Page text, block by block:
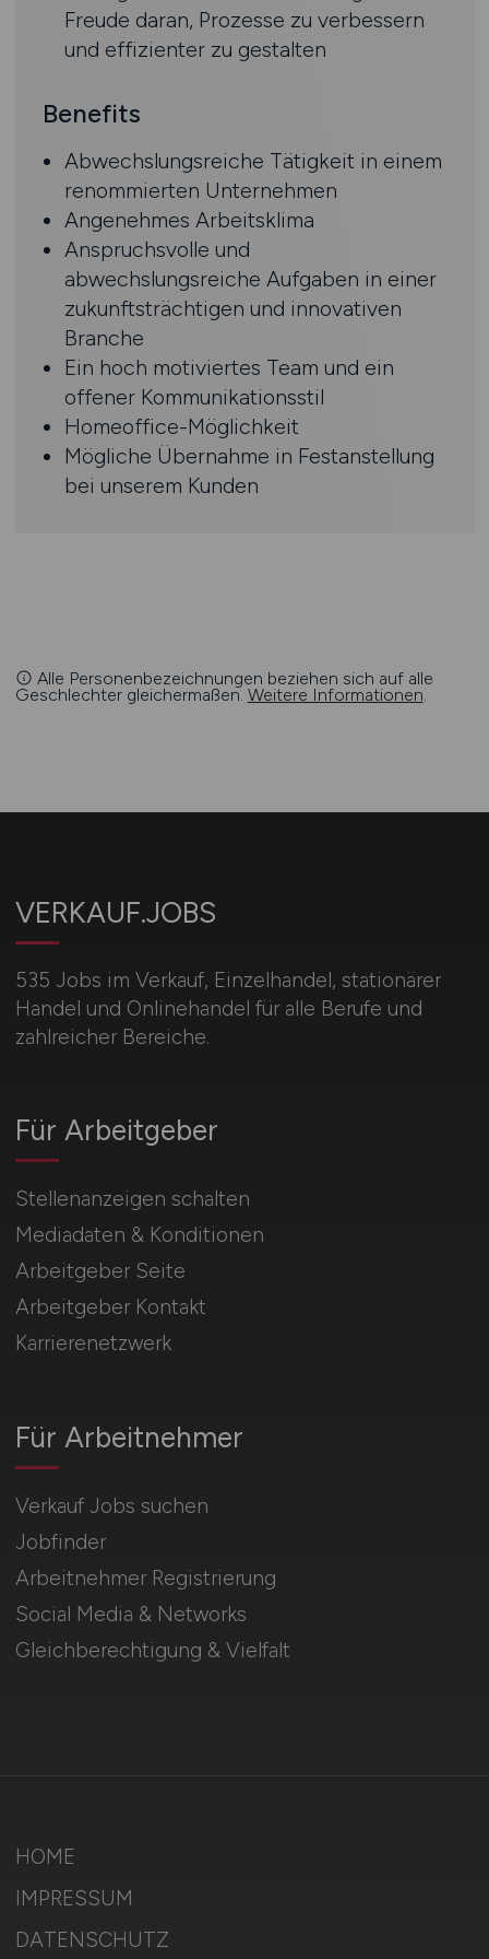
Freude daran, Prozesse zu verbessern
und effizienter zu gestalten
Benefits
Abwechslungsreiche Tätigkeit in einem
renommierten Unternehmen
Angenehmes Arbeitsklima
Anspruchsvolle und
abwechslungsreiche Aufgaben in einer
zukunftsträchtigen und innovativen
Branche­
Ein hoch motiviertes Team und ein
offener Kommunikationsstil
Homeoffice-Möglichkeit
Mögliche Übernahme in Festanstellung
bei unserem Kunden
Alle Personenbezeichnungen beziehen sich auf alle
Geschlechter gleichermaßen. Weitere Informationen
VERKAUF.JOBS
535 Jobs im Verkauf, Einzelhandel, stationärer
Handel und Onlinehandel für alle Berufe und
zahlreicher Bereiche.
Für Arbeitnehmer
Verkauf Jobs suchen
Jobfinder
Arbeitnehmer Registrierung
Social Media & Networks
Gleichberechtigung & Vielfalt
Für Arbeitgeber
Stellenanzeigen schalten
Mediadaten & Konditionen
Arbeitgeber Seite
Arbeitgeber Kontakt
Karrierenetzwerk
HOME
IMPRESSUM
DATENSCHUTZ